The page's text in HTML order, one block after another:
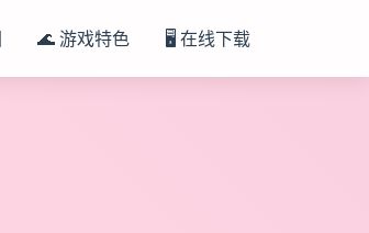
🌊 游戏特色 🖥️ 在线下载